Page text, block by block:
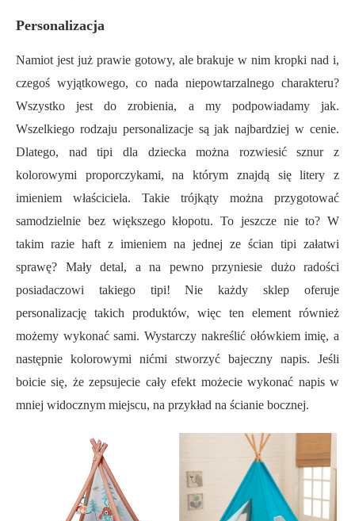
Personalizacja
Namiot jest już prawie gotowy, ale brakuje w nim kropki nad i,
czegoś wyjątkowego, co nada niepowtarzalnego charakteru?
Wszystko jest do zrobienia, a my podpowiadamy jak.
Wszelkiego rodzaju personalizacje są jak najbardziej w cenie.
Dlatego, nad tipi dla dziecka można rozwiesić sznur z
kolorowymi proporczykami, na którym znajdą się litery z
imieniem właściciela. Takie trójkąty można przygotować
samodzielnie bez większego kłopotu. To jeszcze nie to? W
takim razie haft z imieniem na jednej ze ścian tipi załatwi
sprawę? Mały detal, a na pewno przyniesie dużo radości
posiadaczowi takiego tipi! Nie każdy sklep oferuje
personalizację takich produktów, więc ten element również
możemy wykonać sami. Wystarczy nakreślić ołówkiem imię, a
następnie kolorowymi nićmi stworzyć bajeczny napis. Jeśli
boicie się, że zepsujecie cały efekt możecie wykonać napis w
mniej widocznym miejscu, na przykład na ścianie bocznej.